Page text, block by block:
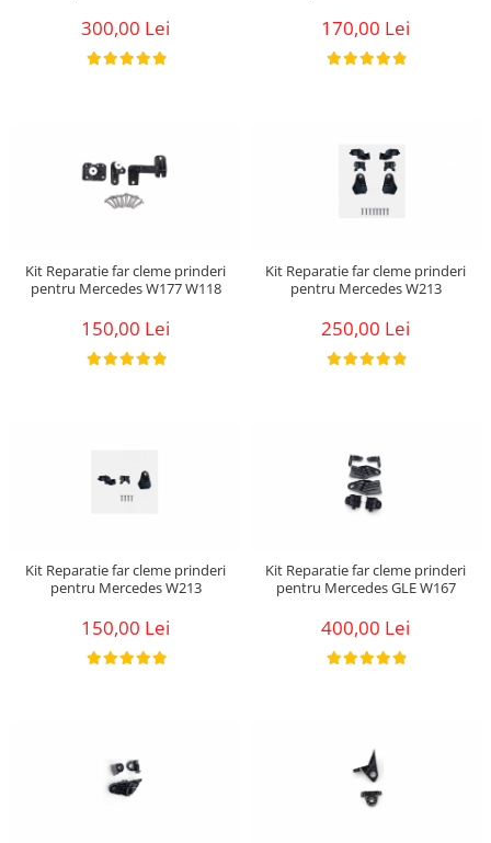
300,00 Lei 170,00 Lei
Kit Reparatie far cleme prinderi
pentru Mercedes W177 W118
150,00 Lei
Kit Reparatie far cleme prinderi
pentru Mercedes W213
250,00 Lei
Kit Reparatie far cleme prinderi
pentru Mercedes W213
150,00 Lei
Kit Reparatie far cleme prinderi
pentru Mercedes GLE W167
400,00 Lei